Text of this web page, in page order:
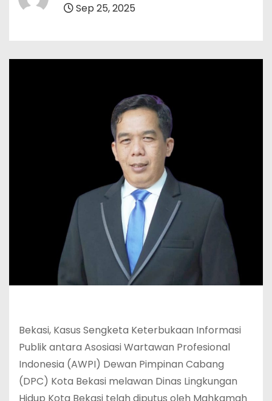
Sep 25, 2025
Bekasi, Kasus Sengketa Keterbukaan Informasi
Publik antara Asosiasi Wartawan Profesional
Indonesia (AWPI) Dewan Pimpinan Cabang
(DPC) Kota Bekasi melawan Dinas Lingkungan